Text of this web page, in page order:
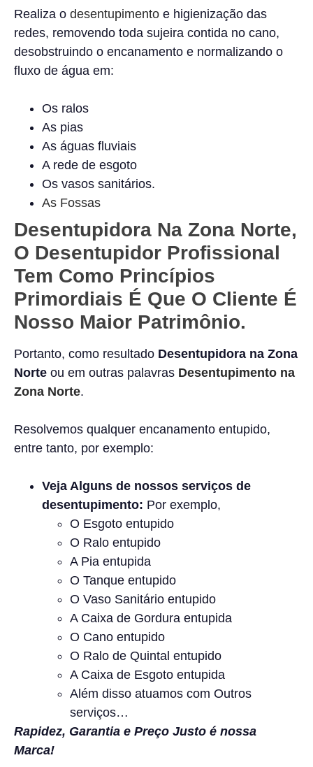
Realiza o desentupimento e higienização das
redes, removendo toda sujeira contida no cano,
desobstruindo o encanamento e normalizando o
fluxo de água em:
Os ralos
As pias
As águas fluviais
A rede de esgoto
Os vasos sanitários.
As Fossas
Desentupidora Na Zona Norte,
O Desentupidor Profissional
Tem Como Princípios
Primordiais É Que O Cliente É
Nosso Maior Patrimônio.
Portanto, como resultado Desentupidora na Zona
Norte ou em outras palavras Desentupimento na
Zona Norte.
Resolvemos qualquer encanamento entupido,
entre tanto, por exemplo:
Veja Alguns de nossos serviços de
desentupimento: Por exemplo,
O Esgoto entupido
O Ralo entupido
A Pia entupida
O Tanque entupido
O Vaso Sanitário entupido
A Caixa de Gordura entupida
O Cano entupido
O Ralo de Quintal entupido
A Caixa de Esgoto entupida
Além disso atuamos com Outros
serviços…
Rapidez, Garantia e Preço Justo é nossa
Marca!